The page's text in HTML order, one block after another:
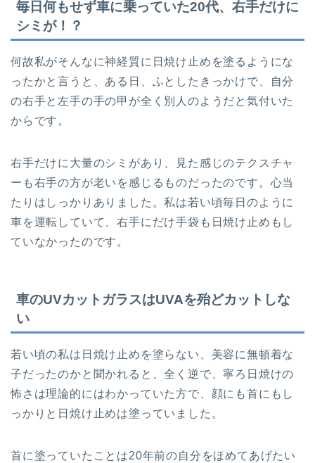
毎日何もせず車に乗っていた20代、右手だけに
シミが！？
何故私がそんなに神経質に日焼け止めを塗るようにな
ったかと言うと、ある日、ふとしたきっかけで、自分
の右手と左手の手の甲が全く別人のようだと気付いた
からです。
右手だけに大量のシミがあり、見た感じのテクスチャ
ーも右手の方が老いを感じるものだったのです。心当
たりはしっかりありました。私は若い頃毎日のように
車を運転していて、右手にだけ手袋も日焼け止めもし
ていなかったのです。
車のUVカットガラスはUVAを殆どカットしな
い
若い頃の私は日焼け止めを塗らない、美容に無頓着な
子だったのかと聞かれると、全く逆で、寧ろ日焼けの
怖さは理論的にはわかっていた方で、顔にも首にもし
っかりと日焼け止めは塗っていました。
首に塗っていたことは20年前の自分をほめてあげたい